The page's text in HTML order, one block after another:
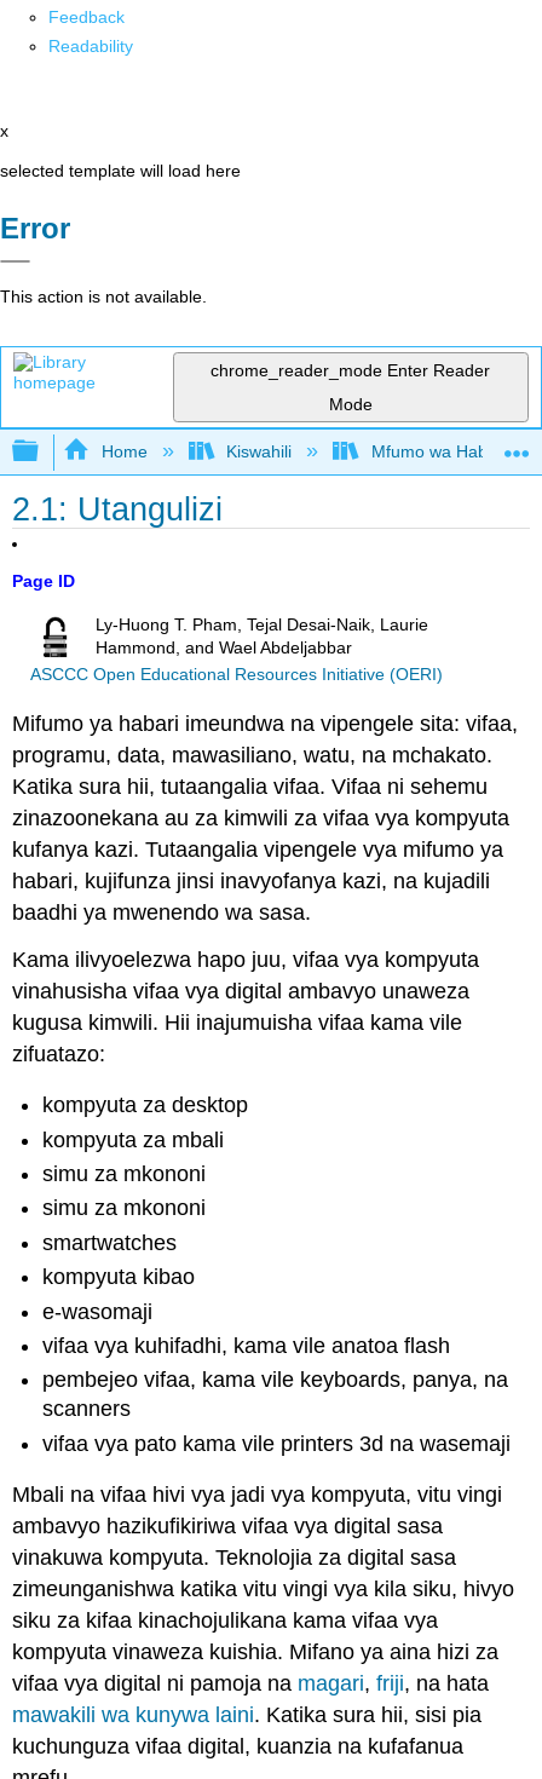
Feedback
Readability
x
selected template will load here
Error
This action is not available.
chrome_reader_mode Enter Reader
Mode
Expand/collapse global hierarchy
Home Kiswahili Mfumo wa Habari
2.1: Utangulizi
Page ID
Ly-Huong T. Pham, Tejal Desai-Naik, Laurie
Hammond, and Wael Abdeljabbar
ASCCC Open Educational Resources Initiative (OERI)
Mifumo ya habari imeundwa navipengelesita: vifaa,
programu, data, mawasiliano, watu, na mchakato.
Katika sura hii, tutaangalia vifaa. Vifaa ni sehemu
zinazoonekana au za kimwili za vifaa vya kompyuta
kufanya kazi.Tutaangalia vipengele vya mifumo ya
habari, kujifunza jinsi inavyofanya kazi, na kujadili
baadhi ya mwenendo wa sasa.
Kama ilivyoelezwa hapo juu, vifaa vya kompyuta
vinahusisha vifaa vya digital ambavyo unaweza
kugusa kimwili. Hii inajumuisha vifaa kama vile
zifuatazo:
kompyuta za desktop
kompyuta za mbali
simu za mkononi
simu za mkononi
smartwatches
kompyuta kibao
e-wasomaji
vifaa vya kuhifadhi, kama vile anatoa flash
pembejeo vifaa, kama vile keyboards, panya, na
scanners
vifaa vya pato kama vile printers 3d na wasemaji
Mbali na vifaa hivi vya jadi vya kompyuta, vitu vingi
ambavyo hazikufikiriwa vifaa vya digital sasa
vinakuwa kompyuta. Teknolojia za digital sasa
zimeunganishwa katika vitu vingi vya kila siku, hivyo
siku za kifaa kinachojulikana kama vifaa vya
kompyuta vinaweza kuishia. Mifano ya aina hizi za
vifaa vya digital ni pamoja na magari, friji, na hata
mawakili wa kunywa laini. Katika sura hii, sisi pia
kuchunguza vifaa digital, kuanzia na kufafanua